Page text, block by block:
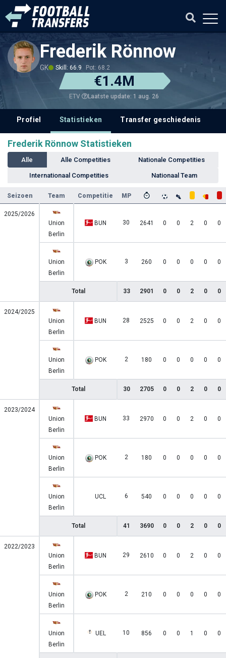
Frederik Rönnow
GK Skill: 66.9 Pot: 68.2
€1.4M
ETV Laatste update: 1 aug. 26
Profiel Statistieken Transfer geschiedenis
Frederik Rönnow Statistieken
Alle Alle Competities Nationale Competities
Internationaal Competities Nationaal Team
Seizoen Team Competitie MP
2025/2026
Union
Berlin
BUN 30 2641 0 0 2 0 0
Union
Berlin
POK 3 260 0 0 0 0 0
Total 33 2901 0 0 2 0 0
2024/2025
Union
Berlin
BUN 28 2525 0 0 2 0 0
Union
Berlin
POK 2 180 0 0 0 0 0
Total 30 2705 0 0 2 0 0
2023/2024
Union
Berlin
BUN 33 2970 0 0 2 0 0
Union
Berlin
POK 2 180 0 0 0 0 0
Union
Berlin
UCL 6 540 0 0 0 0 0
Total 41 3690 0 0 2 0 0
2022/2023
Union
Berlin
BUN 29 2610 0 0 2 0 0
Union
Berlin
POK 2 210 0 0 0 0 0
Union
Berlin
UEL 10 856 0 0 1 0 0